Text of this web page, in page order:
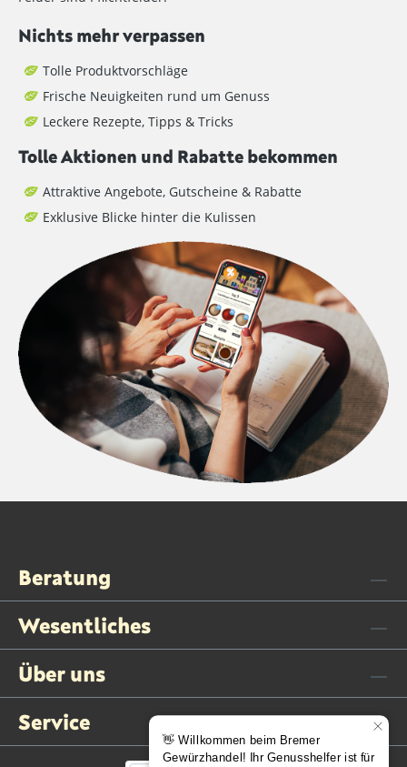
Nichts mehr verpassen
Tolle Produktvorschläge
Frische Neuigkeiten rund um Genuss
Leckere Rezepte, Tipps & Tricks
Tolle Aktionen und Rabatte bekommen
Attraktive Angebote, Gutscheine & Rabatte
Exklusive Blicke hinter die Kulissen
Beratung
Wesentliches
Über uns
Service